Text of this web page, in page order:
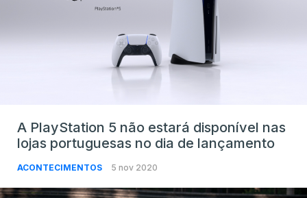
A PlayStation 5 não estará disponível nas
lojas portuguesas no dia de lançamento
ACONTECIMENTOS 5 nov 2020